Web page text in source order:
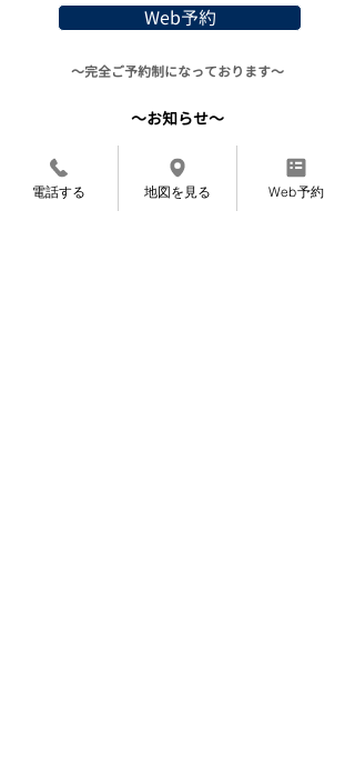
Web予約
〜完全ご予約制になっております〜
〜お知らせ〜
7月より施術料金を変更させていただくこと
になりました。
​申し訳ありませんが、よろしくお願いいたし
電話する 地図を見る Web予約